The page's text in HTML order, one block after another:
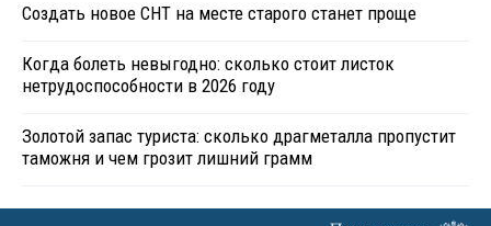
Создать новое СНТ на месте старого станет проще
Когда болеть невыгодно: сколько стоит листок
нетрудоспособности в 2026 году
Золотой запас туриста: сколько драгметалла пропустит
таможня и чем грозит лишний грамм